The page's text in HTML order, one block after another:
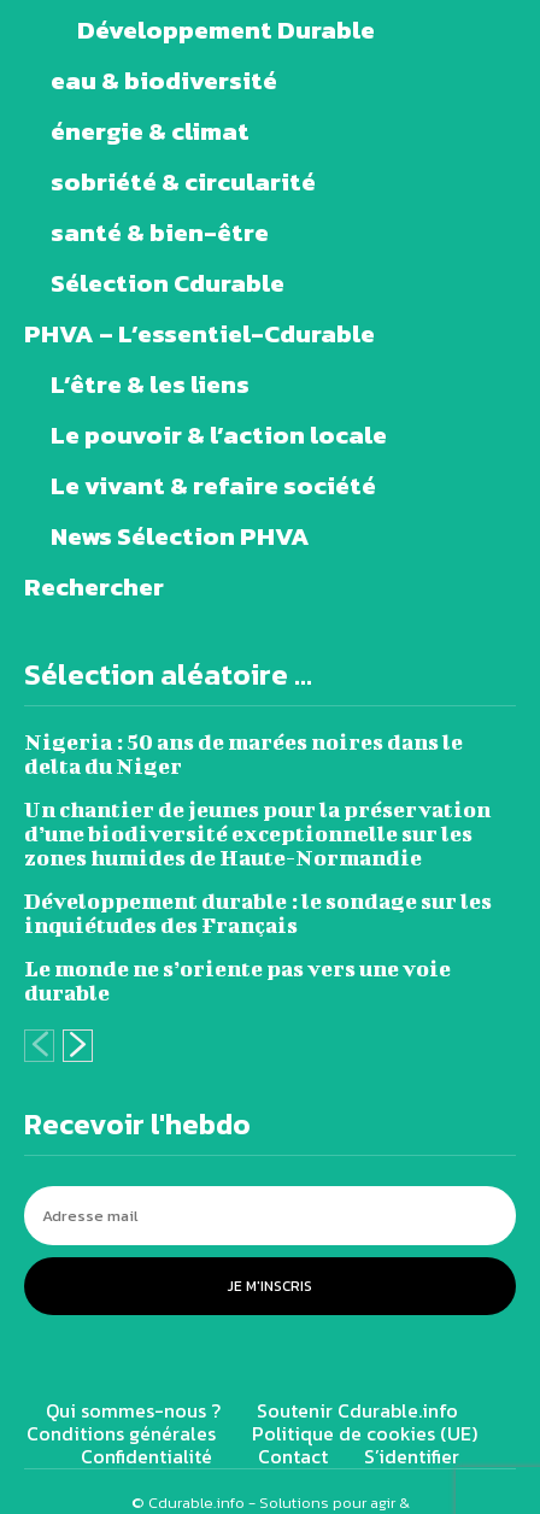
Développement Durable
eau & biodiversité
énergie & climat
sobriété & circularité
santé & bien-être
Sélection Cdurable
PHVA – L’essentiel-Cdurable
L’être & les liens
Le pouvoir & l’action locale
Le vivant & refaire société
News Sélection PHVA
Rechercher
Sélection aléatoire ...
Nigeria : 50 ans de marées noires dans le
delta du Niger
Un chantier de jeunes pour la préservation
d’une biodiversité exceptionnelle sur les
zones humides de Haute-Normandie
Développement durable : le sondage sur les
inquiétudes des Français
Le monde ne s’oriente pas vers une voie
durable
Recevoir l'hebdo
JE M'INSCRIS
Qui sommes-nous ? Soutenir Cdurable.info
Conditions générales Politique de cookies (UE)
Confidentialité Contact S’identifier
© Cdurable.info - Solutions pour agir &